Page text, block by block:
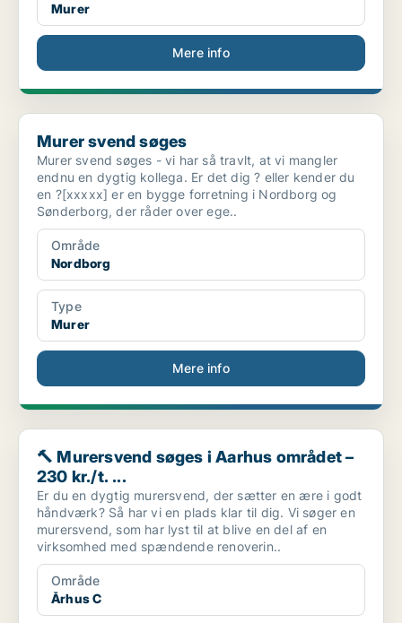
Murer
Mere info
Murer svend søges
Murer svend søges
Murer svend søges - vi har så travlt, at vi mangler
endnu en dygtig kollega. Er det dig ? eller kender du
en ?[xxxxx] er en bygge forretning i Nordborg og
Sønderborg, der råder over ege..
Område
Nordborg
Type
Murer
Mere info
🔨 Murersvend søges i Aarhus området – 230 kr./t. ...
🔨 Murersvend søges i Aarhus området –
230 kr./t. ...
Er du en dygtig murersvend, der sætter en ære i godt
håndværk? Så har vi en plads klar til dig. Vi søger en
murersvend, som har lyst til at blive en del af en
virksomhed med spændende renoverin..
Område
Århus C